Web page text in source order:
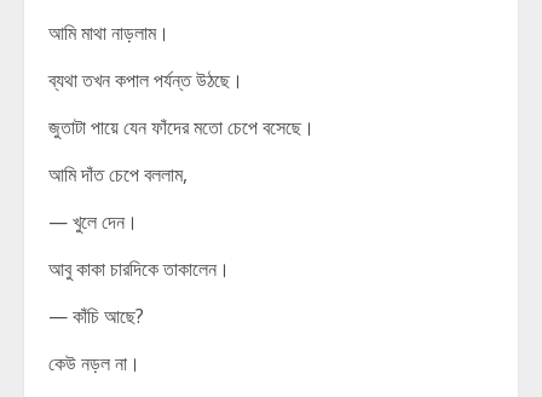
আমি মাথা নাড়লাম।
ব্যথা তখন কপাল পর্যন্ত উঠছে।
জুতাটা পায়ে যেন ফাঁদের মতো চেপে বসেছে।
আমি দাঁত চেপে বললাম,
— খুলে দেন।
আবু কাকা চারদিকে তাকালেন।
— কাঁচি আছে?
কেউ নড়ল না।